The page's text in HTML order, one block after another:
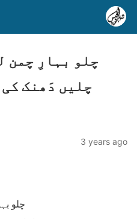
چلیں دَھنک
3 years ago
چلو